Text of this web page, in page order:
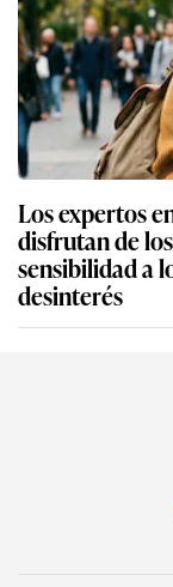
Los expertos
disfrutan de
sensibilidad a
desinterés